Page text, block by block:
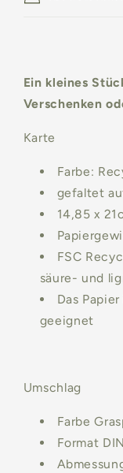
Ein kleines
Verschenken
Karte
Farbe:
gefaltet
14,85 x
FSC
säure- und
Das
geeignet
Umschlag
Farbe
Format